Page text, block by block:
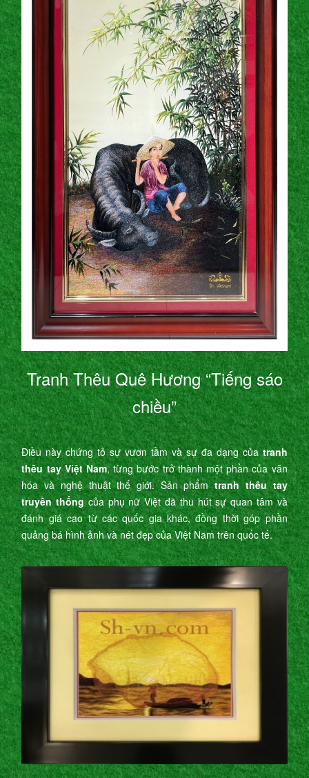
Tranh Thêu Quê Hương “Tiếng sáo
chiều”
Điều này chứng tỏ sự vươn tầm và sự đa dạng củatranh
thêu tay Việt Nam, từng bước trở thành một phần của văn
hóa và nghệ thuật thế giới. Sản phẩmtranh thêu tay
truyền thốngcủa phụ nữ Việt đã thu hút sự quan tâm và
đánh giá cao từ các quốc gia khác, đồng thời góp phần
quảng bá hình ảnh và nét đẹp của Việt Nam trên quốc tế.